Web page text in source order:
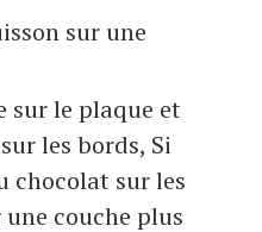
sur une
sur le plaque et
les bords, Si
chocolat sur les
couche plus